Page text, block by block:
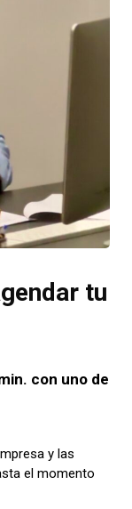
tu
con uno de
y las
el momento